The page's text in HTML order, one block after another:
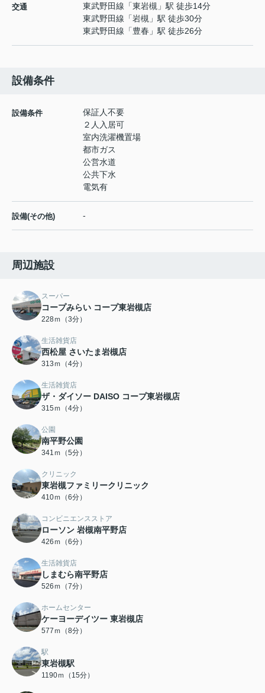
交通 東武野田線 「東岩槻 」駅 徒歩14分
東武野田線 「岩槻 」駅 徒歩30分
東武野田線 「豊春 」駅 徒歩26分
設備条件
設備条件
保証人不要
２人入居可
室内洗濯機置場
都市ガス
公営水道
公共下水
電気有
設備(その他) -
周辺施設
スーパー
コープみらい コープ東岩槻店
228ｍ（3分）
生活雑貨店
西松屋 さいたま岩槻店
313ｍ（4分）
生活雑貨店
ザ・ダイソー DAISO コープ東岩槻店
315ｍ（4分）
公園
南平野公園
341ｍ（5分）
クリニック
東岩槻ファミリークリニック
410ｍ（6分）
コンビニエンスストア
ローソン 岩槻南平野店
426ｍ（6分）
生活雑貨店
しまむら南平野店
526ｍ（7分）
ホームセンター
ケーヨーデイツー 東岩槻店
577ｍ（8分）
駅
東岩槻駅
1190ｍ（15分）